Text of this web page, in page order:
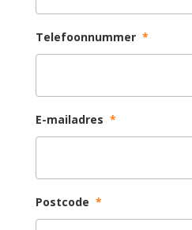
Telefoonnummer *
E-mailadres *
Postcode *